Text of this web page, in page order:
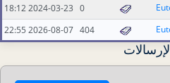
0
2024-03-23 18:12
404
2026-08-07 22:55